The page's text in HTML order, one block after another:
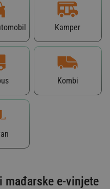
Kamper
Kombi
e-vinjete